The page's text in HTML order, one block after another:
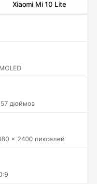
Xiaomi Mi 10 Lite
дюймов
x 2400 пикселей